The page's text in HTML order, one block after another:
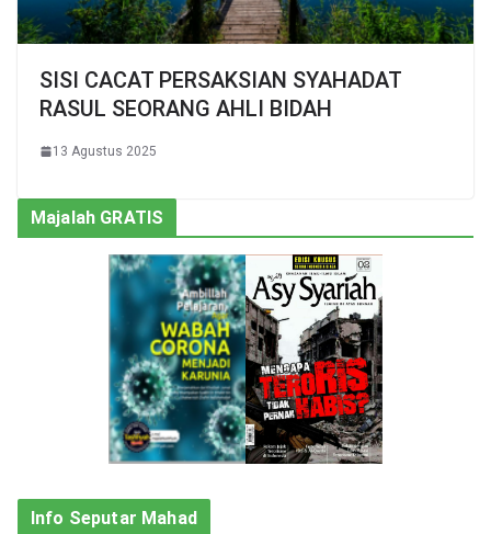
SISI CACAT PERSAKSIAN SYAHADAT
RASUL SEORANG AHLI BIDAH
13 Agustus 2025
Majalah GRATIS
Info Seputar Mahad